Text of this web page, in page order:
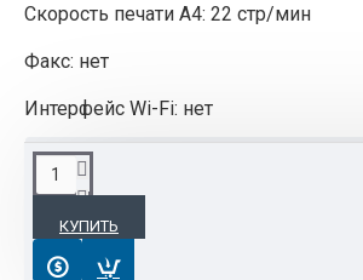
Скорость печати A4: 22 стр/мин
Факс: нет
Интерфейс Wi-Fi: нет
КУПИТЬ
ОПИСАНИЕ
Для ценителей лаконичного дизайна без
лазерное Ricoh SP 150SU станет